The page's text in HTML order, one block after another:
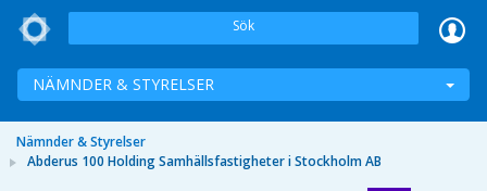
Sök
NÄMNDER & STYRELSER
Nämnder & Styrelser
Abderus 100 Holding Samhällsfastigheter i Stockholm AB